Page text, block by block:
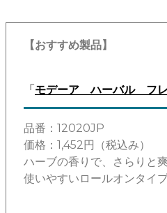
【おすすめ製品】
「モデーア ハーバル フ
品番：12020JP
価格：1,452円（税込み）
ハーブの香りで、さらりと
使いやすいロールオンタイ